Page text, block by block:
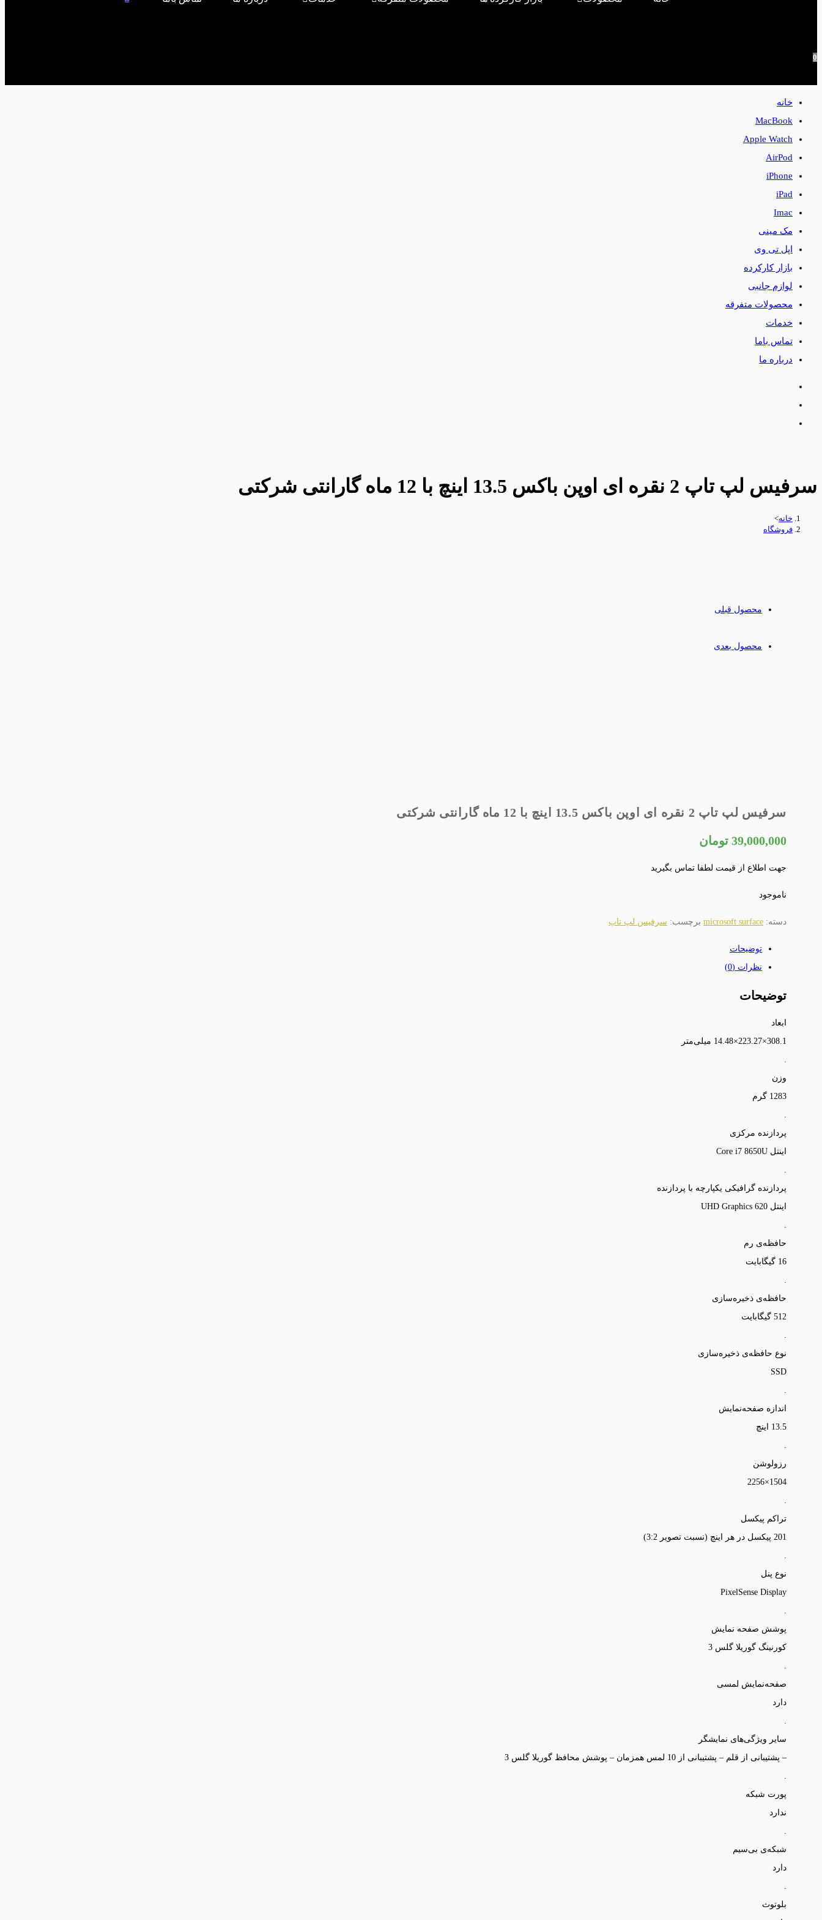
0
خانه
MacBook
Apple Watch
AirPod
iPhone
iPad
Imac
مک مینی
اپل تی وی
بازار کارکرده
لوازم جانبی
محصولات متفرقه
خدمات
تماس باما
درباره ما
سرفیس لپ تاپ 2 نقره ای اوپن باکس 13.5 اینچ با 12 ماه گارانتی شرکتی
خانه>
فروشگاه
محصول قبلی
محصول بعدی
سرفیس لپ تاپ 2 نقره ای اوپن باکس 13.5 اینچ با 12 ماه گارانتی شرکتی
39,000,000 تومان
جهت اطلاع از قیمت لطفا تماس بگیرید
ناموجود
دسته: microsoft surface برچسب: سرفیس لپ تاپ
توضیحات
نظرات (0)
توضیحات
ابعاد
308.1×223.27×14.48 میلی‌متر
.
وزن
1283 گرم
.
پردازنده مرکزی
اینتل Core i7 8650U
.
پردازنده‌ گرافیکی یکپارچه با پردازنده
اینتل UHD Graphics 620
.
حافظه‌ی رم
16 گیگابایت
.
حافظه‌ی ذخیره‌سازی
512 گیگابایت
.
نوع حافظه‌ی ذخیره‌سازی
SSD
.
اندازه صفحه‌نمایش
13.5 اینچ
.
رزولوشن
1504×2256
.
تراکم پیکسل
201 پیکسل در هر اینچ (نسبت تصویر 3:2)
.
نوع پنل
PixelSense Display
.
پوشش صفحه نمایش
کورنینگ گوریلا گلس 3
.
صفحه‌نمایش لمسی
دارد
.
سایر ویژگی‌های نمایشگر
– پشتیبانی از قلم – پشتیبانی از 10 لمس همزمان – پوشش محافظ گوریلا گلس 3
.
پورت شبکه
ندارد
.
شبکه‌ی بی‌سیم
دارد
.
بلوتوث